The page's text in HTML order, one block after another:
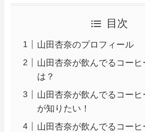
目次
山田杏奈のプロフィール
山田杏奈が飲んでるコー
は？
山田杏奈が飲んでるコー
が知りたい！
山田杏奈が飲んでるコー